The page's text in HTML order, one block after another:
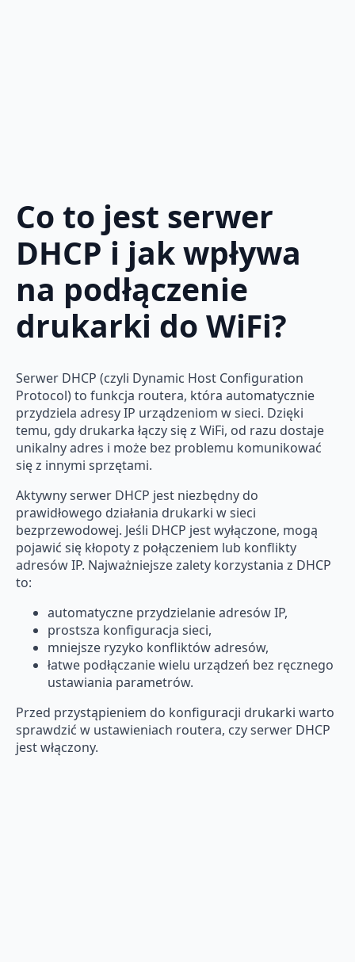
Co to jest serwer
DHCP i jak wpływa
na podłączenie
drukarki do WiFi?
Serwer DHCP (czyli Dynamic Host Configuration
Protocol) to funkcja routera, która automatycznie
przydziela adresy IP urządzeniom w sieci. Dzięki
temu, gdy drukarka łączy się z WiFi, od razu dostaje
unikalny adres i może bez problemu komunikować
się z innymi sprzętami.
Aktywny serwer DHCP jest niezbędny do
prawidłowego działania drukarki w sieci
bezprzewodowej. Jeśli DHCP jest wyłączone, mogą
pojawić się kłopoty z połączeniem lub konflikty
adresów IP. Najważniejsze zalety korzystania z DHCP
to:
automatyczne przydzielanie adresów IP,
prostsza konfiguracja sieci,
mniejsze ryzyko konfliktów adresów,
łatwe podłączanie wielu urządzeń bez ręcznego
ustawiania parametrów.
Przed przystąpieniem do konfiguracji drukarki warto
sprawdzić w ustawieniach routera, czy serwer DHCP
jest włączony.